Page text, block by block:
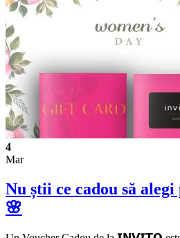
4
Mar
Nu știi ce cadou să
🌸